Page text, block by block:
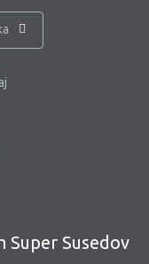
Super Susedov